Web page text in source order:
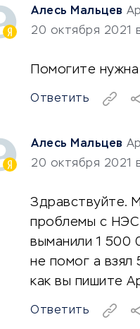
Алесь Мальцев
20 октября 2021
Здравствуйте.
проблемы с НЭС
выманили 1 500
не помог а взял
как вы пишите
Ответить
Алесь Мальцев
20 октября 2021
Помогите
Ответить